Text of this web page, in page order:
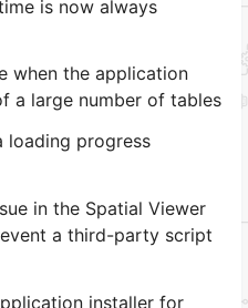
is now always
when the application
a large number of tables
loading progress
in the Spatial Viewer
a third-party script
installer for